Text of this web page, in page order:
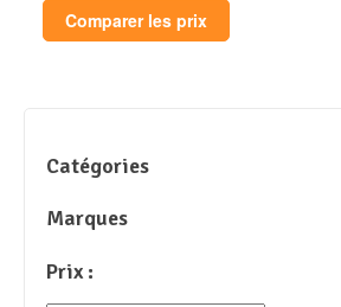
Comparer les prix
Catégories
Marques
Prix :